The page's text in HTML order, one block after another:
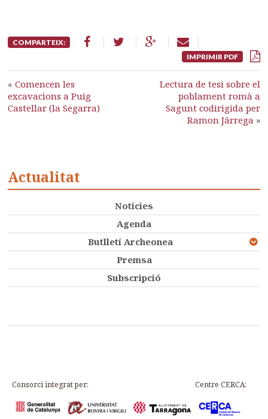
COMPARTEIX:
IMPRIMIR PDF
«Comencen les
excavacions a Puig
Castellar (la Segarra)
Lectura de tesi sobre el
poblament romà a
Sagunt codirigida per
Ramon Járrega »
Actualitat
Notícies
Agenda
Butlletí Archeonea
Premsa
Subscripció
Consorci integrat per: Centre CERCA: